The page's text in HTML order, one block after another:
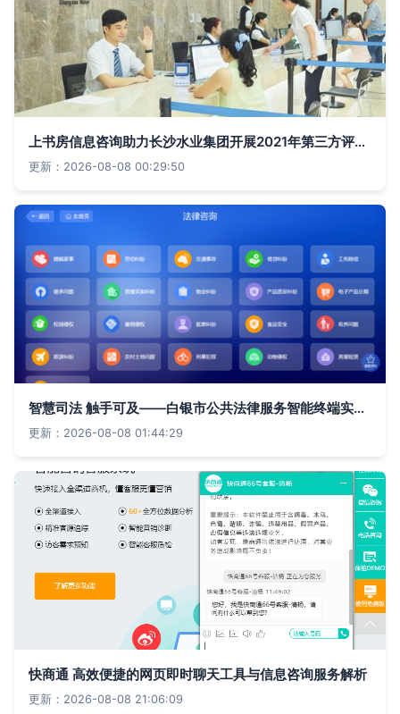
上书房信息咨询助力长沙水业集团开展2021年第三方评估服务
更新：2026-08-08 00:29:50
智慧司法 触手可及——白银市公共法律服务智能终端实现全域覆盖，开启'一站通'精细化服务新时代
更新：2026-08-08 01:44:29
快商通 高效便捷的网页即时聊天工具与信息咨询服务解析
更新：2026-08-08 21:06:09